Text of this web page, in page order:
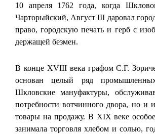
10 апреля 1762 года, когда
Чарторыйский, Август III даровал
право, городскую печать и герб с
держащей безмен.
В конце XVIII века графом С.Г.
основан целый ряд
Шкловские мануфактуры,
потребности вотчинного двора, но и
товары на продажу. В XIX веке
занимала торговля хлебом и солью,